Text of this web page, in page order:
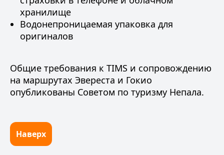
хранилище
Водонепроницаемая упаковка для
оригиналов
Общие требования к TIMS и сопровождению
на маршрутах Эвереста и Гокио
опубликованы Советом по туризму Непала.
Наверх